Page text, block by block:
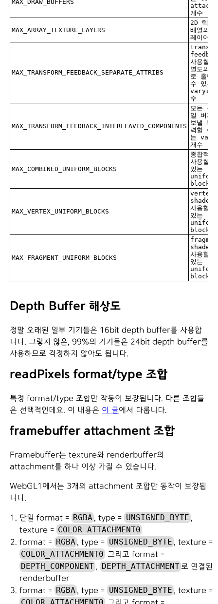
MAX_DRAW_BUFFERS
개수
MAX_ARRAY_TEXTURE_LAYERS
2D 텍스
배열의
레이어
MAX_TRANSFORM_FEEDBACK_SEPARATE_ATTRIBS
사용할
별도의
로 출력
수 있는
수
MAX_TRANSFORM_FEEDBACK_INTERLEAVED_COMPONENTS
모든 걸
일 버퍼
보낼 때
력할 수
는
개수
MAX_COMBINED_UNIFORM_BLOCKS
종합적으
사용할
있는
uniform
block
MAX_VERTEX_UNIFORM_BLOCKS
vertex
shader
사용할
있는
uniform
block
MAX_FRAGMENT_UNIFORM_BLOCKS
shader
사용할
있는
uniform
block
Depth Buffer 해상도
정말 오래된 일부 기기들은 16bit depth buffer를 사용합
니다. 그렇지 않은, 99%의 기기들은 24bit depth buffer를
사용하므로 걱정하지 않아도 됩니다.
readPixels format/type 조합
특정 format/type 조합만 작동이 보장됩니다. 다른 조합들
은 선택적인데요. 이 내용은 이 글에서 다룹니다.
framebuffer attachment 조합
Framebuffer는 texture와 renderbuffer의
attachment를 하나 이상 가질 수 있습니다.
WebGL1에서는 3개의 attachment 조합만 동작이 보장됩
니다.
단일 format = RGBA, type = UNSIGNED_BYTE ,
texture = COLOR_ATTACHMENT0
format = RGBA, type = UNSIGNED_BYTE , texture =
COLOR_ATTACHMENT0 그리고 format =
DEPTH_COMPONENT, DEPTH_ATTACHMENT로 연결된
renderbuffer
format = RGBA, type = UNSIGNED_BYTE , texture =